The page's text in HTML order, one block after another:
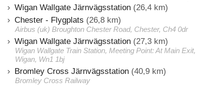
Wigan Wallgate Järnvägsstation (26,4 km)
Chester - Flygplats (26,8 km)
Airbus (uk) Broughton Chester Road, Chester, Ch4 0dr
Wigan Wallgate Järnvägsstation (27,3 km)
Wigan Wallgate Train Station, Meeting Point: At Main Exit,
Wigan, Wn1 1bj
Bromley Cross Järnvägsstation (40,9 km)
Bromley Cross Railway